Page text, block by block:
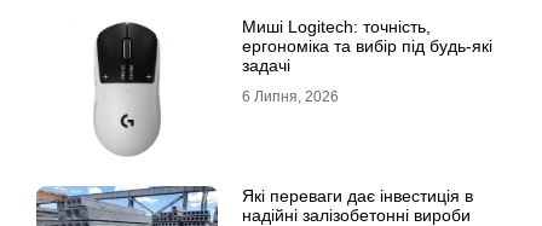
Миші Logitech: точність,
ергономіка та вибір під будь-які
задачі
6 Липня, 2026
Які переваги дає інвестиція в
надійні залізобетонні вироби